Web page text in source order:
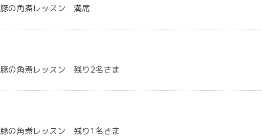
豚の角煮レッスン 満席
豚の角煮レッスン 残り2名さま
豚の角煮レッスン 残り1名さま